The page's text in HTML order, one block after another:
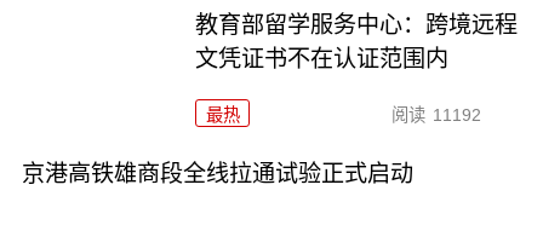
教育部留学服务中心：跨境远程
文凭证书不在认证范围内
最热 阅读 11192
京港高铁雄商段全线拉通试验正式启动